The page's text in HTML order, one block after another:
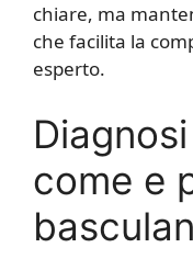
chiare, ma
che facilita la
esperto.
come e